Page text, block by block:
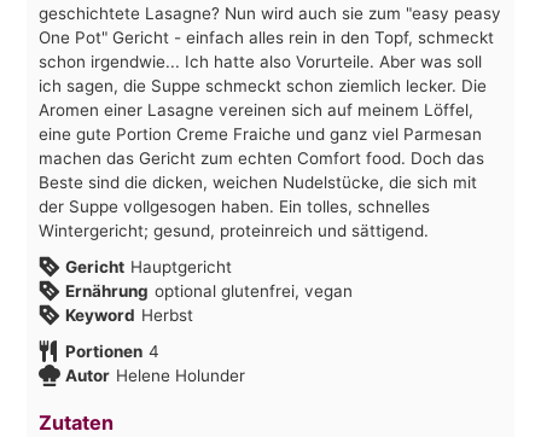
geschichtete Lasagne? Nun wird auch sie zum "easy peasy
One Pot" Gericht - einfach alles rein in den Topf, schmeckt
schon irgendwie... Ich hatte also Vorurteile. Aber was soll
ich sagen, die Suppe schmeckt schon ziemlich lecker. Die
Aromen einer Lasagne vereinen sich auf meinem Löffel,
eine gute Portion Creme Fraiche und ganz viel Parmesan
machen das Gericht zum echten Comfort food. Doch das
Beste sind die dicken, weichen Nudelstücke, die sich mit
der Suppe vollgesogen haben. Ein tolles, schnelles
Wintergericht; gesund, proteinreich und sättigend.
Gericht Hauptgericht
Ernährung optional glutenfrei, vegan
Keyword Herbst
Portionen 4
Autor Helene Holunder
Zutaten